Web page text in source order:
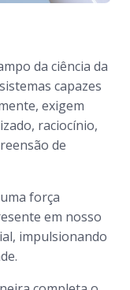
da ciência da
capazes
exigem
raciocínio,
de
força
em nosso
impulsionando